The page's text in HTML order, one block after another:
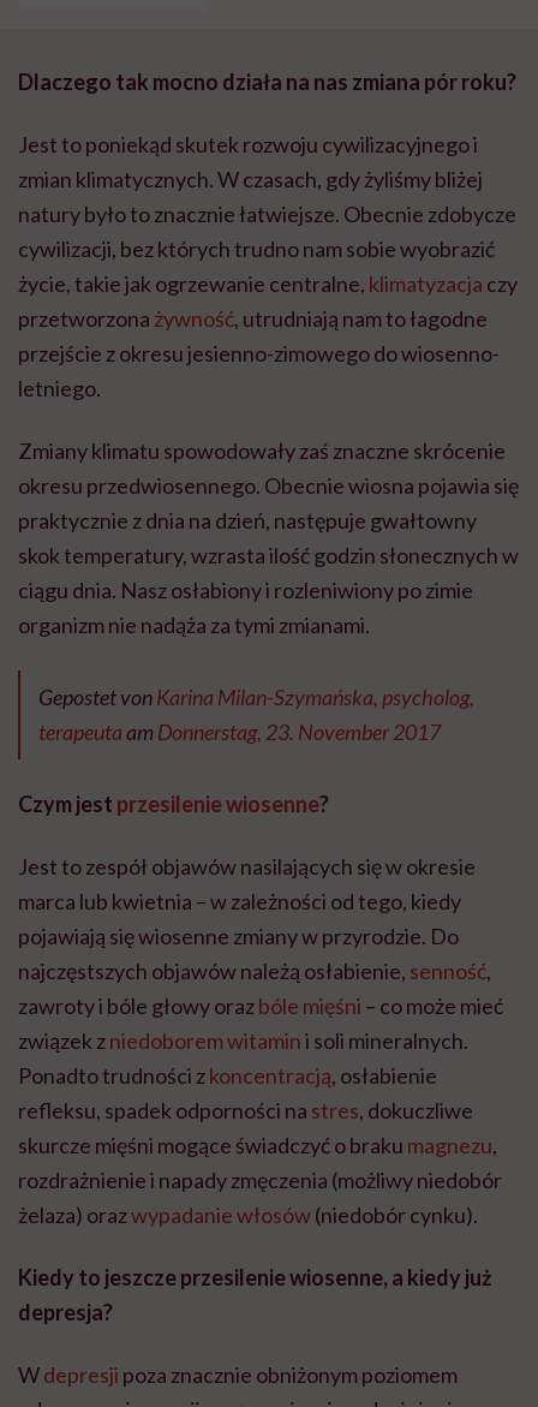
Dlaczego tak mocno działa na nas zmiana pór roku?
Jest to poniekąd skutek rozwoju cywilizacyjnego i
zmian klimatycznych. W czasach, gdy żyliśmy bliżej
natury było to znacznie łatwiejsze. Obecnie zdobycze
cywilizacji, bez których trudno nam sobie wyobrazić
życie, takie jak ogrzewanie centralne, klimatyzacja czy
przetworzona żywność, utrudniają nam to łagodne
przejście z okresu jesienno-zimowego do wiosenno-
letniego.
Zmiany klimatu spowodowały zaś znaczne skrócenie
okresu przedwiosennego. Obecnie wiosna pojawia się
praktycznie z dnia na dzień, następuje gwałtowny
skok temperatury, wzrasta ilość godzin słonecznych w
ciągu dnia. Nasz osłabiony i rozleniwiony po zimie
organizm nie nadąża za tymi zmianami.
Gepostet vonKarina Milan-Szymańska, psycholog,
terapeutaam Donnerstag, 23. November 2017
Czym jest przesilenie wiosenne?
Jest to zespół objawów nasilających się w okresie
marca lub kwietnia – w zależności od tego, kiedy
pojawiają się wiosenne zmiany w przyrodzie. Do
najczęstszych objawów należą osłabienie, senność,
zawroty i bóle głowy orazbóle mięśni – co może mieć
związek zniedoborem witamini soli mineralnych.
Ponadto trudności zkoncentracją, osłabienie
refleksu, spadek odporności na stres, dokuczliwe
skurcze mięśni mogące świadczyć o braku magnezu,
rozdrażnienie i napady zmęczenia (możliwy niedobór
żelaza) orazwypadanie włosów(niedobór cynku).
Kiedy to jeszcze przesilenie wiosenne, a kiedy już
depresja?
Wdepresji poza znacznie obniżonym poziomem